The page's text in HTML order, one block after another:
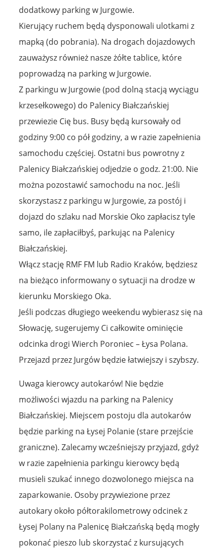
dodatkowy parking w Jurgowie.
Kierujący ruchem będą dysponowali ulotkami z
mapką (do pobrania). Na drogach dojazdowych
zauważysz również nasze żółte tablice, które
poprowadzą na parking w Jurgowie.
Z parkingu w Jurgowie (pod dolną stacją wyciągu
krzesełkowego) do Palenicy Białczańskiej
przewiezie Cię bus. Busy będą kursowały od
godziny 9:00 co pół godziny, a w razie zapełnienia
samochodu częściej. Ostatni bus powrotny z
Palenicy Białczańskiej odjedzie o godz. 21:00. Nie
można pozostawić samochodu na noc. Jeśli
skorzystasz z parkingu w Jurgowie, za postój i
dojazd do szlaku nad Morskie Oko zapłacisz tyle
samo, ile zapłaciłbyś, parkując na Palenicy
Białczańskiej.
Włącz stację RMF FM lub Radio Kraków, będziesz
na bieżąco informowany o sytuacji na drodze w
kierunku Morskiego Oka.
Jeśli podczas długiego weekendu wybierasz się na
Słowację, sugerujemy Ci całkowite ominięcie
odcinka drogi Wierch Poroniec – Łysa Polana.
Przejazd przez Jurgów będzie łatwiejszy i szybszy.
Uwaga kierowcy autokarów! Nie będzie
możliwości wjazdu na parking na Palenicy
Białczańskiej. Miejscem postoju dla autokarów
będzie parking na Łysej Polanie (stare przejście
graniczne). Zalecamy wcześniejszy przyjazd, gdyż
w razie zapełnienia parkingu kierowcy będą
musieli szukać innego dozwolonego miejsca na
zaparkowanie. Osoby przywiezione przez
autokary około półtorakilometrowy odcinek z
Łysej Polany na Palenicę Białczańską będą mogły
pokonać pieszo lub skorzystać z kursujących